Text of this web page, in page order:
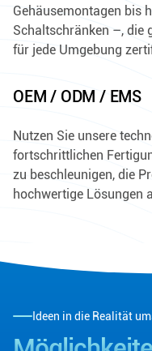
Gehäusemontagen bis
Schaltschränken –, die
für jede Umgebung
OEM / ODM / EMS
Nutzen Sie unsere
fortschrittlichen
zu beschleunigen, die
hochwertige Lösungen
Ideen in die Realität